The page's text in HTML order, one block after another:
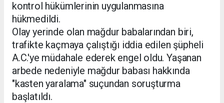
kontrol hükümlerinin uygulanmasına
hükmedildi.
Olay yerinde olan mağdur babalarından biri,
trafikte kaçmaya çalıştığı iddia edilen şüpheli
A.C.'ye müdahale ederek engel oldu. Yaşanan
arbede nedeniyle mağdur babası hakkında
"kasten yaralama" suçundan soruşturma
başlatıldı.